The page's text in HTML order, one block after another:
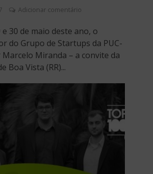
Adicionar comentário
e 30 de maio deste ano, o
do Grupo de Startups da PUC-
Marcelo Miranda – a convite da
Boa Vista (RR)...